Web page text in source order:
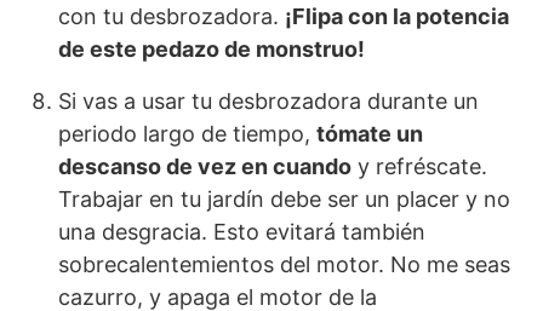
con tu desbrozadora. ¡Flipa con la potencia
de este pedazo de monstruo!
Si vas a usar tu desbrozadora durante un
periodo largo de tiempo, tómate un
descanso de vez en cuando y refréscate.
Trabajar en tu jardín debe ser un placer y no
una desgracia. Esto evitará también
sobrecalentemientos del motor. No me seas
cazurro, y apaga el motor de la